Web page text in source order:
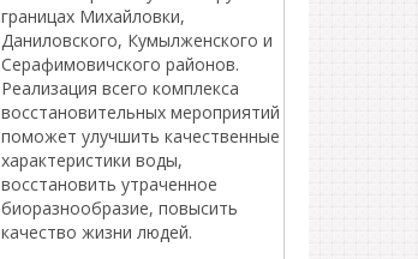
границах Михайловки,
Даниловского, Кумылженского и
Серафимовичского районов.
Реализация всего комплекса
восстановительных мероприятий
поможет улучшить качественные
характеристики воды,
восстановить утраченное
биоразнообразие, повысить
качество жизни людей.